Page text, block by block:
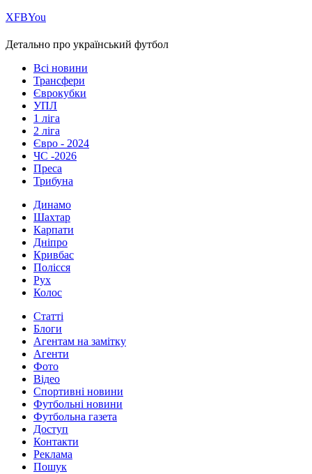
ХFBYou
Детально про український футбол
Всі новини
Трансфери
Єврокубки
УПЛ
1 ліга
2 ліга
Євро - 2024
ЧС -2026
Преса
Трибуна
Динамо
Шахтар
Карпати
Дніпро
Кривбас
Полісся
Рух
Колос
Статті
Блоги
Агентам на замітку
Агенти
Фото
Відео
Спортивні новини
Футбольні новини
Футбольна газета
Доступ
Контакти
Реклама
Пошук